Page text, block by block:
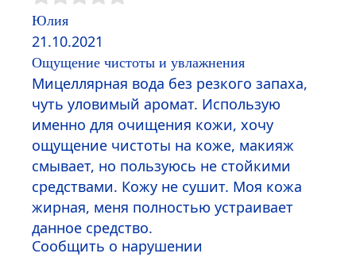
Юлия
21.10.2021
Ощущение чистоты и увлажнения
Мицеллярная вода без резкого запаха,
чуть уловимый аромат. Использую
именно для очищения кожи, хочу
ощущение чистоты на коже, макияж
смывает, но пользуюсь не стойкими
средствами. Кожу не сушит. Моя кожа
жирная, меня полностью устраивает
данное средство.
Сообщить о нарушении